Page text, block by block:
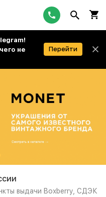
не
Перейти
выдачи Boxberry, СДЭК